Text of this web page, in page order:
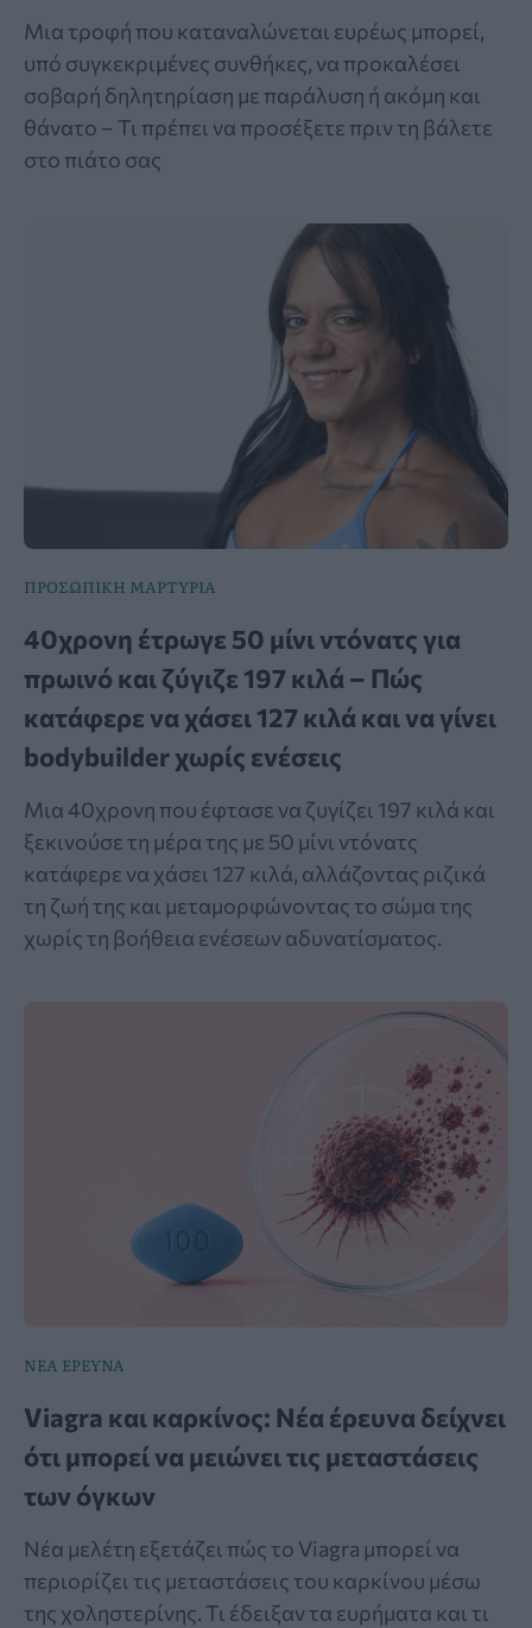
Μια τροφή που καταναλώνεται ευρέως μπορεί,
υπό συγκεκριμένες συνθήκες, να προκαλέσει
σοβαρή δηλητηρίαση με παράλυση ή ακόμη και
θάνατο – Τι πρέπει να προσέξετε πριν τη βάλετε
στο πιάτο σας
ΠΡΟΣΩΠΙΚΗ ΜΑΡΤΥΡΙΑ
40χρονη έτρωγε 50 μίνι ντόνατς για
πρωινό και ζύγιζε 197 κιλά – Πώς
κατάφερε να χάσει 127 κιλά και να γίνει
bodybuilder χωρίς ενέσεις
Μια 40χρονη που έφτασε να ζυγίζει 197 κιλά και
ξεκινούσε τη μέρα της με 50 μίνι ντόνατς
κατάφερε να χάσει 127 κιλά, αλλάζοντας ριζικά
τη ζωή της και μεταμορφώνοντας το σώμα της
χωρίς τη βοήθεια ενέσεων αδυνατίσματος.
ΝΕΑ ΕΡΕΥΝΑ
Viagra και καρκίνος: Νέα έρευνα δείχνει
ότι μπορεί να μειώνει τις μεταστάσεις
των όγκων
Νέα μελέτη εξετάζει πώς το Viagra μπορεί να
περιορίζει τις μεταστάσεις του καρκίνου μέσω
της χοληστερίνης. Τι έδειξαν τα ευρήματα και τι